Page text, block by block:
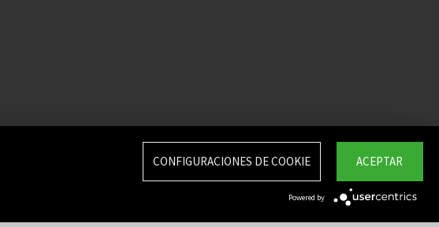
ACEPTAR
CONFIGURACIONES DE COOKIE
Powered by